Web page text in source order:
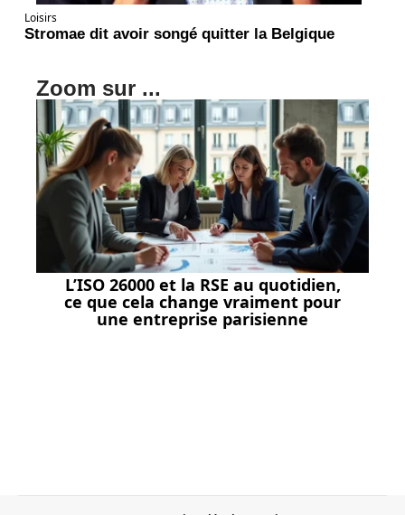
Loisirs
Stromae dit avoir songé quitter la Belgique
Zoom sur ...
L’ISO 26000 et la RSE au quotidien,
ce que cela change vraiment pour
une entreprise parisienne